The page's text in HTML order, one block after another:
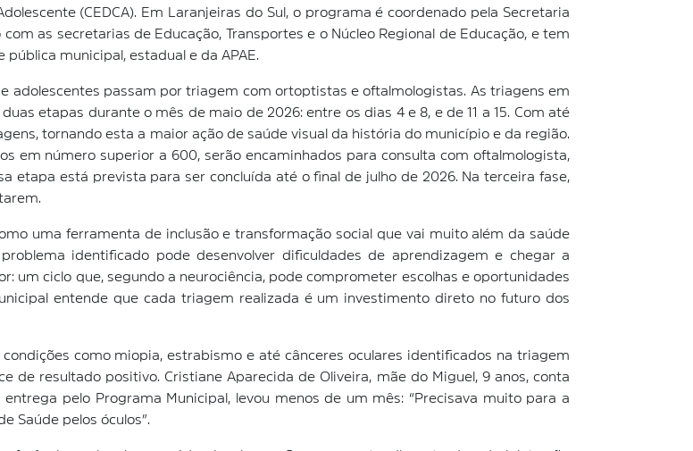
(CEDCA). Em Laranjeiras do Sul, o programa é coordenado pela Secretaria
as secretarias de Educação, Transportes e o Núcleo Regional de Educação, e tem
municipal, estadual e da APAE.
adolescentes passam por triagem com ortoptistas e oftalmologistas. As triagens em
etapas durante o mês de maio de 2026: entre os dias 4 e 8, e de 11 a 15. Com até
tornando esta a maior ação de saúde visual da história do município e da região.
em número superior a 600, serão encaminhados para consulta com oftalmologista,
etapa está prevista para ser concluída até o final de julho de 2026. Na terceira fase,
uma ferramenta de inclusão e transformação social que vai muito além da saúde
identificado pode desenvolver dificuldades de aprendizagem e chegar a
um ciclo que, segundo a neurociência, pode comprometer escolhas e oportunidades
entende que cada triagem realizada é um investimento direto no futuro dos
como miopia, estrabismo e até cânceres oculares identificados na triagem
de resultado positivo. Cristiane Aparecida de Oliveira, mãe do Miguel, 9 anos, conta
pelo Programa Municipal, levou menos de um mês: “Precisava muito para a
Saúde pelos óculos”.